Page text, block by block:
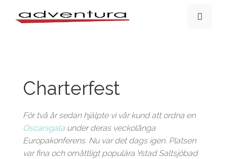
Charterfest
För två år sedan hjälpte vi vår kund att ordna en
Oscarsgala under deras veckolånga
Europakonferens. Nu var det dags igen. Platsen
var fina och omåttligt populära Ystad Saltsjöbad